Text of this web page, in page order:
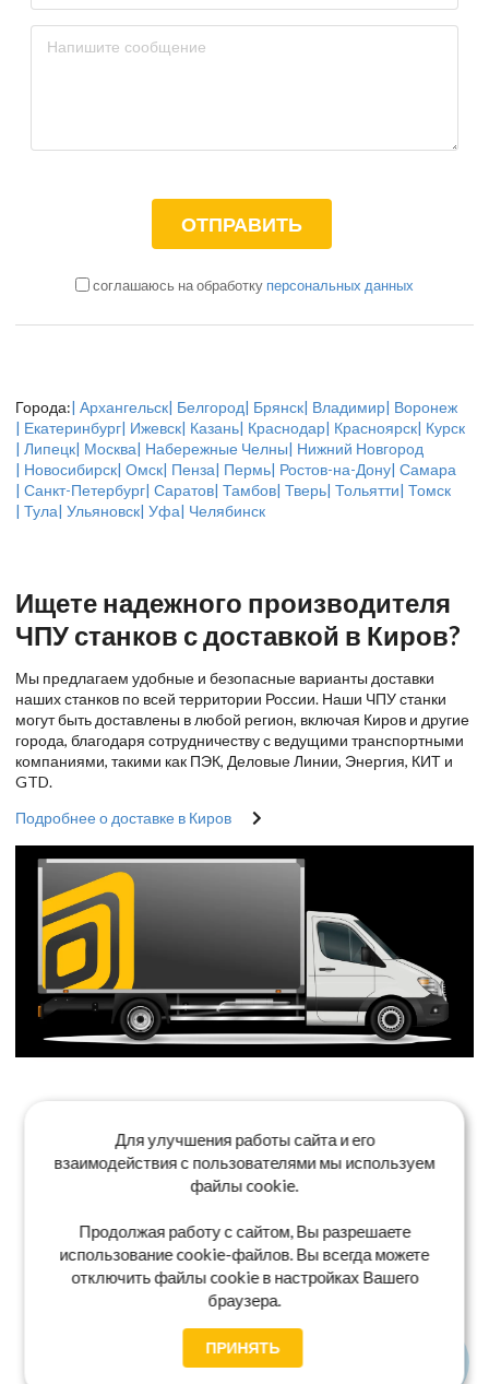
соглашаюсь на обработку персональных данных
Города:| Архангельск| Белгород| Брянск| Владимир| Воронеж
| Екатеринбург| Ижевск| Казань| Краснодар| Красноярск| Курск
| Липецк| Москва| Набережные Челны| Нижний Новгород
| Новосибирск| Омск| Пенза| Пермь| Ростов-на-Дону| Самара
| Санкт-Петербург| Саратов| Тамбов| Тверь| Тольятти| Томск
| Тула| Ульяновск| Уфа| Челябинск
Ищете надежного производителя
ЧПУ станков с доставкой в Киров?
Мы предлагаем удобные и безопасные варианты доставки
наших станков по всей территории России. Наши ЧПУ станки
могут быть доставлены в любой регион, включая Киров и другие
города, благодаря сотрудничеству с ведущими транспортными
компаниями, такими как ПЭК, Деловые Линии, Энергия, КИТ и
GTD.
Подробнее о доставке в Киров
Для улучшения работы сайта и его
взаимодействия с пользователями мы используем
файлы cookie.
Продолжая работу с сайтом, Вы разрешаете
использование cookie-файлов. Вы всегда можете
отключить файлы cookie в настройках Вашего
браузера.
ПРИНЯТЬ